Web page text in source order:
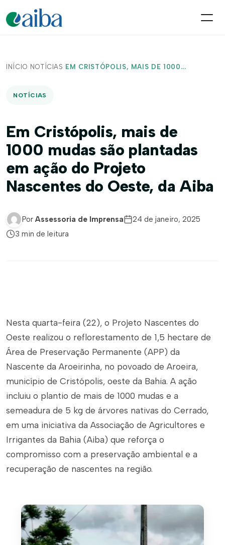
INÍCIO/ NOTÍCIAS / EM CRISTÓPOLIS, MAIS DE 1000...
NOTÍCIAS
Em Cristópolis, mais de
1000 mudas são plantadas
em ação do Projeto
Nascentes do Oeste, da Aiba
Por Assessoria de Imprensa
24 de janeiro, 2025
3 min de leitura
Nesta quarta-feira (22), o Projeto Nascentes do
Oeste realizou o reflorestamento de 1,5 hectare de
Área de Preservação Permanente (APP) da
Nascente da Aroeirinha, no povoado de Aroeira,
município de Cristópolis, oeste da Bahia. A ação
incluiu o plantio de mais de 1000 mudas e a
semeadura de 5 kg de árvores nativas do Cerrado,
em uma iniciativa da Associação de Agricultores e
Irrigantes da Bahia (Aiba) que reforça o
compromisso com a preservação ambiental e a
recuperação de nascentes na região.